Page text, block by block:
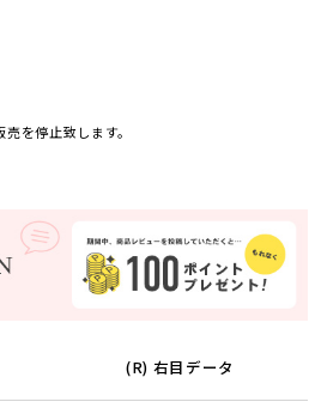
を停止致します。
(R) 右目データ